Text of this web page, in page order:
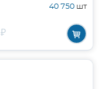
40 750 шт
₽